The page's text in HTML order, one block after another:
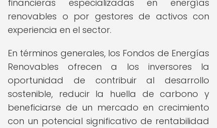
financieras especializadas en energías
renovables o por gestores de activos con
experiencia en el sector.
En términos generales, los Fondos de Energías
Renovables ofrecen a los inversores la
oportunidad de contribuir al desarrollo
sostenible, reducir la huella de carbono y
beneficiarse de un mercado en crecimiento
con un potencial significativo de rentabilidad